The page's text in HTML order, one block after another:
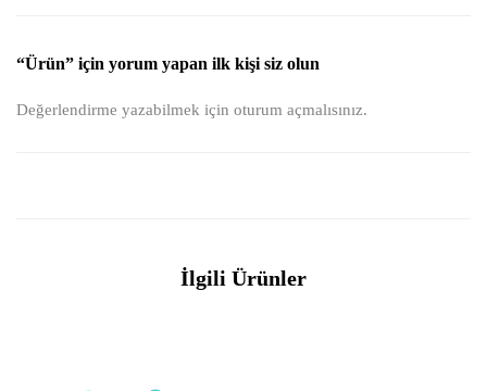
“Ürün” için yorum yapan ilk kişi siz olun
Değerlendirme yazabilmek için oturum açmalısınız.
İlgili Ürünler